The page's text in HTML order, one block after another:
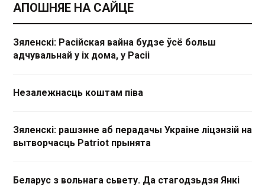
АПОШНЯЕ НА САЙЦЕ
Зяленскі: Расійская вайна будзе ўсё больш
адчувальнай у іх дома, у Расіі
Незалежнасць коштам піва
Зяленскі: рашэнне аб перадачы Украіне ліцэнзій на
вытворчасць Patriot прынята
Беларус з вольнага сьвету. Да стагодзьдзя Янкі